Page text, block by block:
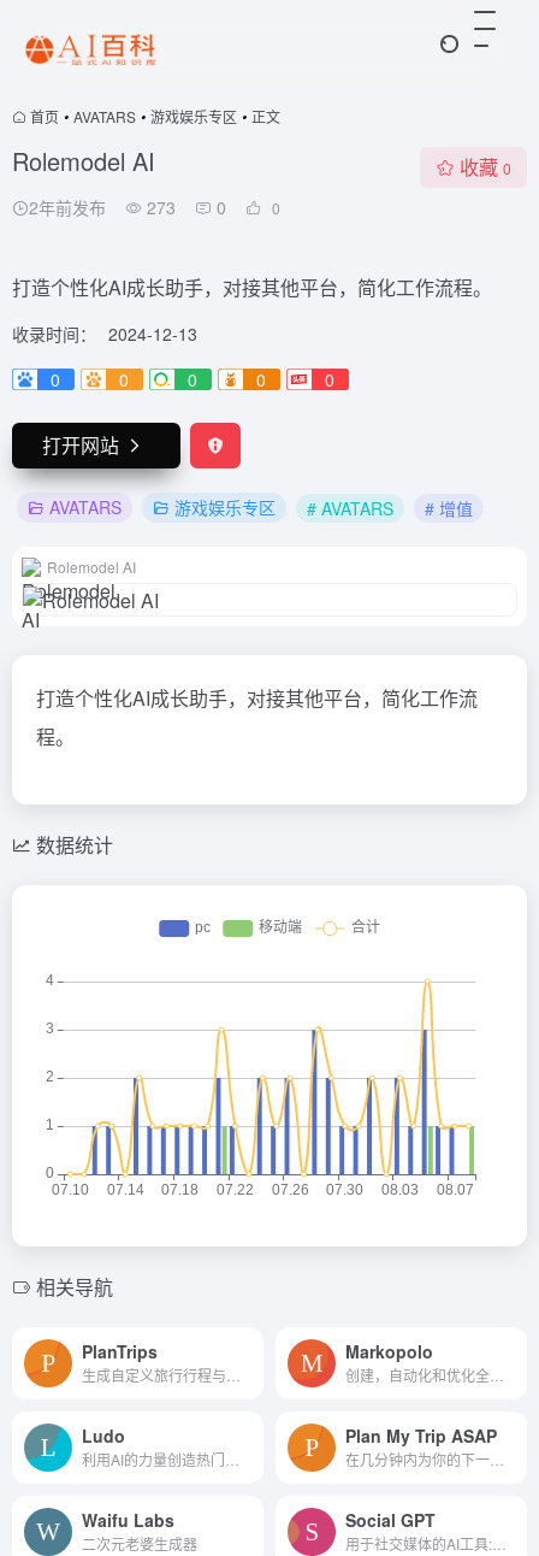
首页 • AVATARS • 游戏娱乐专区 • 正文
Rolemodel AI
2年前发布 273 0 0
收藏 0
打造个性化AI成长助手，对接其他平台，简化工作流程。
收录时间：
2024-12-13
0
0 0 0 0
打开网站
AVATARS 游戏娱乐专区 # AVATARS # 增值
Rolemodel AI
打造个性化AI成长助手，对接其他平台，简化工作流
程。
数据统计
相关导航
PlanTrips Markopolo
Ludo Plan My Trip ASAP
Waifu Labs
二次元老婆生成器
Social GPT